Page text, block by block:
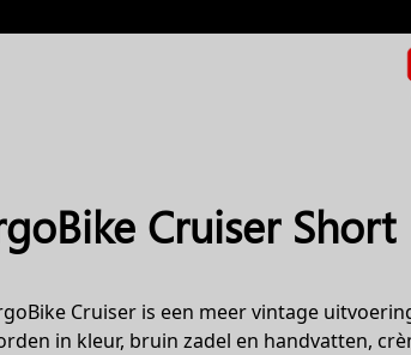
Cruiser Short
Cruiser is een meer vintage
in kleur, bruin zadel en handvatten,